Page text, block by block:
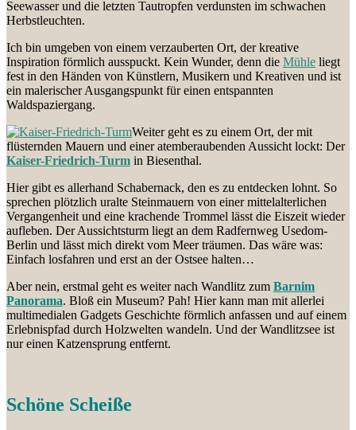
Seewasser und die letzten Tautropfen verdunsten im schwachen
Herbstleuchten.
Ich bin umgeben von einem verzauberten Ort, der kreative
Inspiration förmlich ausspuckt. Kein Wunder, denn die Mühle liegt
fest in den Händen von Künstlern, Musikern und Kreativen und ist
ein malerischer Ausgangspunkt für einen entspannten
Waldspaziergang.
Weiter geht es zu einem Ort, der mit
flüsternden Mauern und einer atemberaubenden Aussicht lockt: Der
Kaiser-Friedrich-Turm in Biesenthal.
Hier gibt es allerhand Schabernack, den es zu entdecken lohnt. So
sprechen plötzlich uralte Steinmauern von einer mittelalterlichen
Vergangenheit und eine krachende Trommel lässt die Eiszeit wieder
aufleben. Der Aussichtsturm liegt an dem Radfernweg Usedom-
Berlin und lässt mich direkt vom Meer träumen. Das wäre was:
Einfach losfahren und erst an der Ostsee halten…
Aber nein, erstmal geht es weiter nach Wandlitz zum Barnim
Panorama. Bloß ein Museum? Pah! Hier kann man mit allerlei
multimedialen Gadgets Geschichte förmlich anfassen und auf einem
Erlebnispfad durch Holzwelten wandeln. Und der Wandlitzsee ist
nur einen Katzensprung entfernt.
Schöne Scheiße